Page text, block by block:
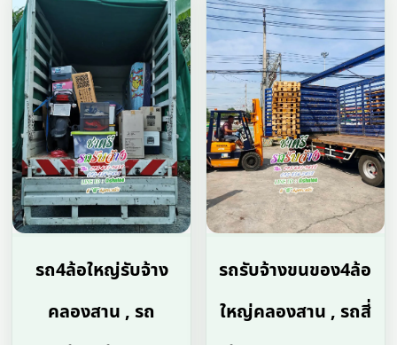
รถ4ล้อใหญ่รับจ้าง
คลองสาน , รถ
รถรับจ้างขนของ4ล้อ
ใหญ่คลองสาน , รถสี่